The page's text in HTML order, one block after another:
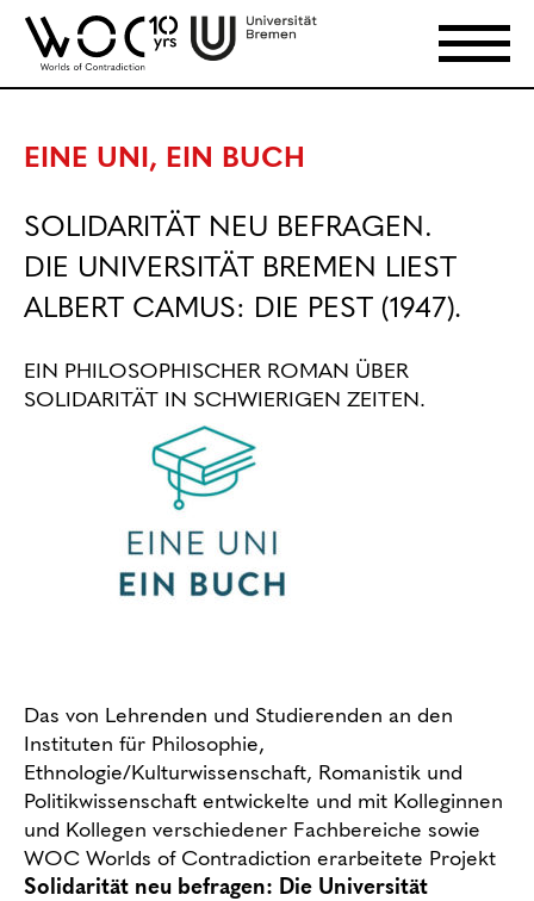
EINE UNI, EIN BUCH
SOLIDARITÄT NEU BEFRAGEN.
DIE UNIVERSITÄT BREMEN LIEST
ALBERT CAMUS: DIE PEST (1947).
EIN PHILOSOPHISCHER ROMAN ÜBER
SOLIDARITÄT IN SCHWIERIGEN ZEITEN.
Das von Lehrenden und Studierenden an den
Instituten für Philosophie,
Ethnologie/Kulturwissenschaft, Romanistik und
Politikwissenschaft entwickelte und mit Kolleginnen
und Kollegen verschiedener Fachbereiche sowie
WOC Worlds of Contradiction erarbeitete Projekt
Solidarität neu befragen: Die Universität